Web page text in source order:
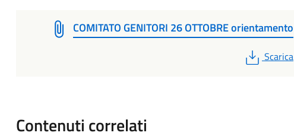
COMITATO GENITORI 26 OTTOBRE orientamento
PDF
Scarica
Contenuti correlati